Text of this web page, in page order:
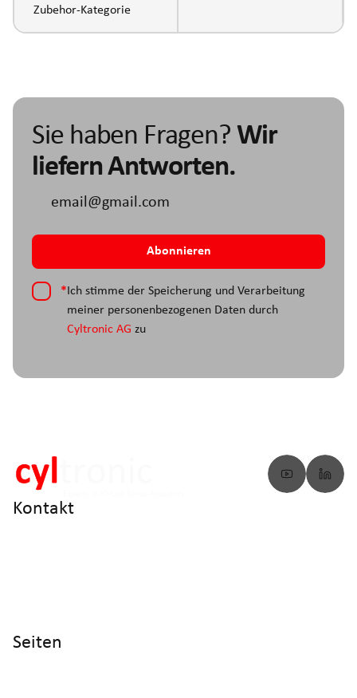
Zubehor-Kategorie
Sie haben Fragen? Wir
liefern Antworten.
*Ich stimme der Speicherung und Verarbeitung
meiner personenbezogenen Daten durch
Cyltronic AG zu
Kontakt
Seiten